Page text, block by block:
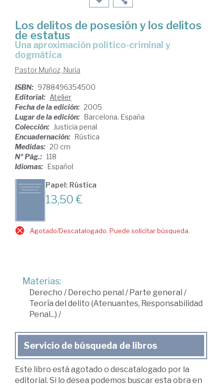
Los delitos de posesión y los delitos
de estatus
una aproximación político-criminal y
dogmática
Pastor Muñoz, Nuria
ISBN: 9788496354500
Editorial: Atelier
Fecha de la edición: 2005
Lugar de la edición: Barcelona. España
Colección: Justicia penal
Encuadernación: Rústica
Medidas: 20 cm
Nº Pág.: 118
Idiomas: Español
Papel: Rústica
13,50 €
Agotado/Descatalogado. Puede solicitar búsqueda.
Materias:
Derecho /Derecho penal /Parte general /
Teoría del delito (Atenuantes, Responsabilidad
Penal...) /
Servicio de búsqueda de libros
Este libro está agotado o descatalogado por la
editorial. Si lo desea podemos buscar esta obra en